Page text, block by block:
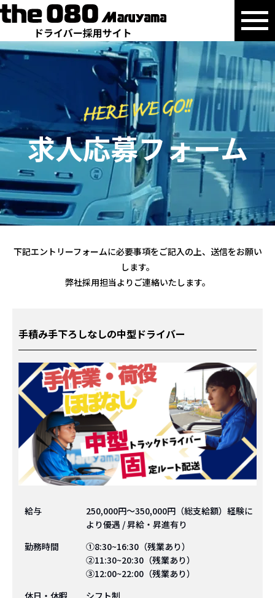
求人応募フォーム
下記エントリーフォームに必要事項をご記入の上、送信をお願い
します。
弊社採用担当よりご連絡いたします。
手積み手下ろしなしの中型ドライバー
給与
250,000円～350,000円（総支給額）経験に
より優遇 / 昇給・昇進有り
勤務時間
①8:30~16:30（残業あり）
②11:30~20:30（残業あり）
③12:00~22:00（残業あり）
休日・休暇
シフト制